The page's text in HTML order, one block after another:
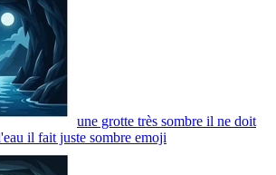
une grotte très sombre il ne doit
il fait juste sombre emoji